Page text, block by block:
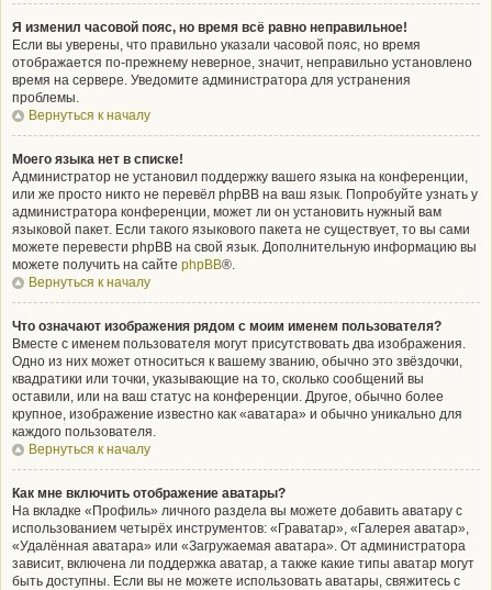
Я изменил часовой пояс, но время всё равно неправильное!
Если вы уверены, что правильно указали часовой пояс, но время
отображается по-прежнему неверное, значит, неправильно установлено
время на сервере. Уведомите администратора для устранения
проблемы.
Вернуться к началу
Моего языка нет в списке!
Администратор не установил поддержку вашего языка на конференции,
или же просто никто не перевёл phpBB на ваш язык. Попробуйте узнать у
администратора конференции, может ли он установить нужный вам
языковой пакет. Если такого языкового пакета не существует, то вы сами
можете перевести phpBB на свой язык. Дополнительную информацию вы
можете получить на сайте phpBB®.
Вернуться к началу
Что означают изображения рядом с моим именем пользователя?
Вместе с именем пользователя могут присутствовать два изображения.
Одно из них может относиться к вашему званию, обычно это звёздочки,
квадратики или точки, указывающие на то, сколько сообщений вы
оставили, или на ваш статус на конференции. Другое, обычно более
крупное, изображение известно как «аватара» и обычно уникально для
каждого пользователя.
Вернуться к началу
Как мне включить отображение аватары?
На вкладке «Профиль» личного раздела вы можете добавить аватару с
использованием четырёх инструментов: «Граватар», «Галерея аватар»,
«Удалённая аватара» или «Загружаемая аватара». От администратора
зависит, включена ли поддержка аватар, а также какие типы аватар могут
быть доступны. Если вы не можете использовать аватары, свяжитесь с